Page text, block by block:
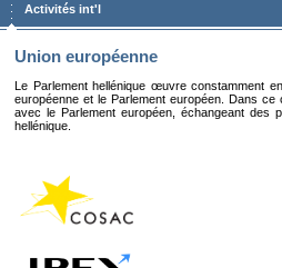
Activités int'l
Union européenne
Le Parlement hellénique œuvre constamment
européenne et le Parlement européen. Dans ce
avec le Parlement européen, échangeant des
hellénique.